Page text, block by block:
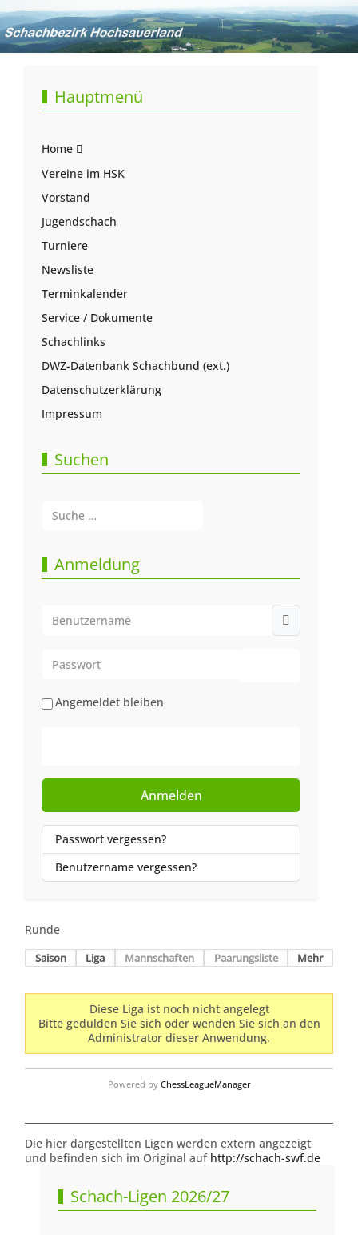
Hauptmenü
Home
Vereine im HSK
Vorstand
Jugendschach
Turniere
Newsliste
Terminkalender
Service / Dokumente
Schachlinks
DWZ-Datenbank Schachbund (ext.)
Datenschutzerklärung
Impressum
Suchen
Anmeldung
Angemeldet bleiben
Anmelden
Passwort vergessen?
Benutzername vergessen?
Runde
Saison Liga Mannschaften Paarungsliste Mehr
Diese Liga ist noch nicht angelegt
Bitte gedulden Sie sich oder wenden Sie sich an den
Administrator dieser Anwendung.
Powered by ChessLeagueManager
Die hier dargestellten Ligen werden extern angezeigt
und befinden sich im Original auf http://schach-swf.de
Schach-Ligen 2026/27